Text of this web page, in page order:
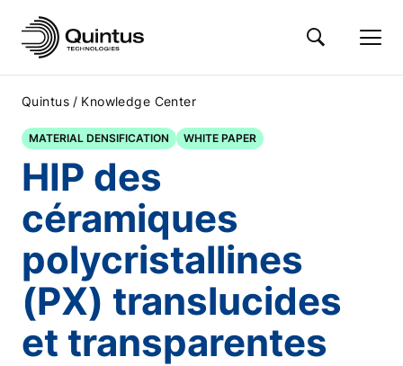
Quintus / Knowledge Center
MATERIAL DENSIFICATION WHITE PAPER
HIP des
céramiques
polycristallines
(PX) translucides
et transparentes